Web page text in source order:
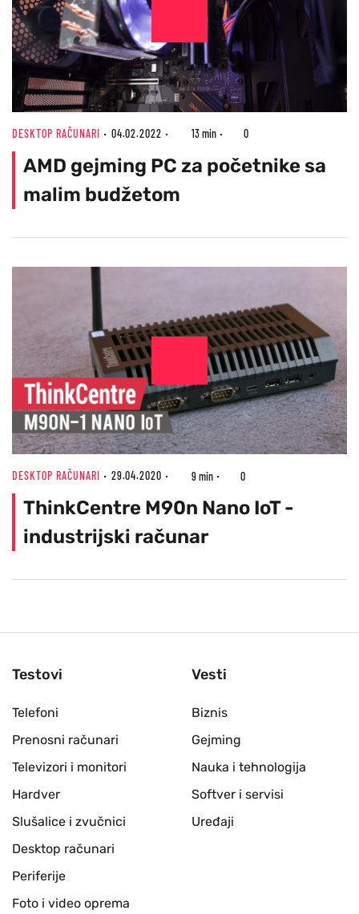
DESKTOP RAČUNARI 04.02.2022 13 min 0
AMD gejming PC za početnike sa
malim budžetom
DESKTOP RAČUNARI 29.04.2020 9 min 0
ThinkCentre M90n Nano IoT -
industrijski računar
Testovi
Telefoni
Prenosni računari
Televizori i monitori
Hardver
Slušalice i zvučnici
Desktop računari
Periferije
Foto i video oprema
Vesti
Biznis
Gejming
Nauka i tehnologija
Softver i servisi
Uređaji